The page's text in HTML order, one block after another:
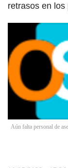
retrasos en
Aún falta personal de